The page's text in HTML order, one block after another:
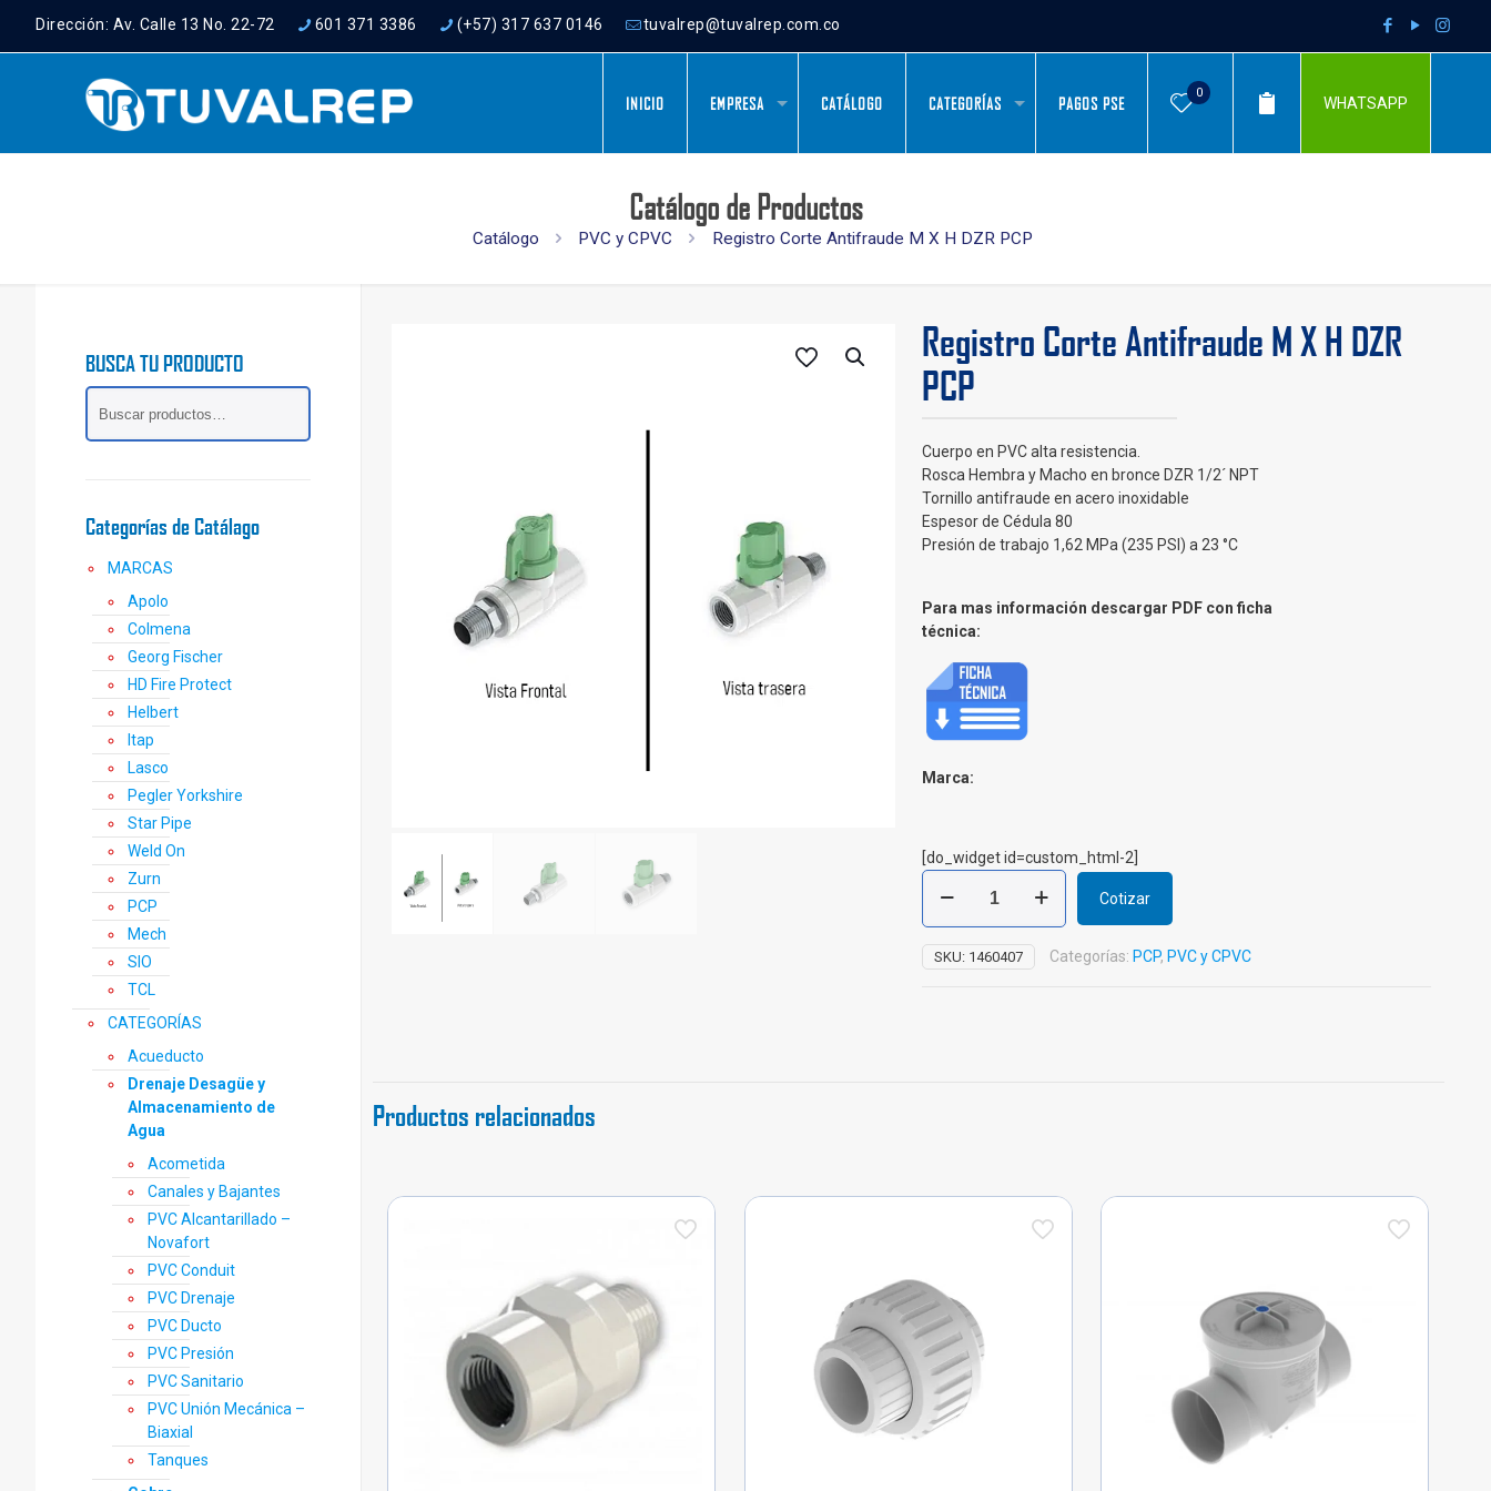
Dirección: Av. Calle 13 No. 22-72 601 371 3386 (+57) 317 637 0146 tuvalrep@tuvalrep.com.co
INICIO EMPRESA CATÁLOGO CATEGORÍAS PAGOS PSE
0
WHATSAPP
Catálogo de Productos
Catálogo PVC y CPVC Registro Corte Antifraude M X H DZR PCP
Registro Corte Antifraude M X H DZR
PCP
Cuerpo en PVC alta resistencia.
Rosca Hembra y Macho en bronce DZR 1/2´ NPT
Tornillo antifraude en acero inoxidable
Espesor de Cédula 80
Presión de trabajo 1,62 MPa (235 PSI) a 23 °C
Para mas información descargar PDF con ficha
técnica:
Marca:
[do_widget id=custom_html-2]
Registro
Corte
Antifraude
M
X
Cotizar
SKU: 1460407 Categorías: PCP, PVC y CPVC
Productos relacionados
BUSCA TU PRODUCTO
Categorías de Catálago
MARCAS
Apolo
Colmena
Georg Fischer
HD Fire Protect
Helbert
Itap
Lasco
Pegler Yorkshire
Star Pipe
Weld On
Zurn
PCP
Mech
SIO
TCL
CATEGORÍAS
Acueducto
Drenaje Desagüe y
Almacenamiento de
Agua
Acometida
Canales y Bajantes
PVC Alcantarillado –
Novafort
PVC Conduit
PVC Drenaje
PVC Ducto
PVC Presión
PVC Sanitario
PVC Unión Mecánica –
Biaxial
Tanques